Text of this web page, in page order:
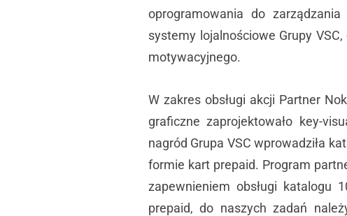
oprogramowania do
systemy lojalnościowe Grupy
motywacyjnego.
W zakres obsługi akcji Partner
graficzne zaprojektowało key-
nagród Grupa VSC wprowadziła
formie kart prepaid. Program
zapewnieniem obsługi katalogu
prepaid, do naszych zadań